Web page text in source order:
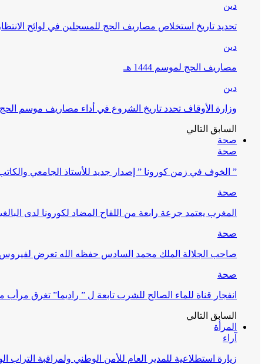
دين
تحديد تاريخ استخلاص مصاريف الحج للمسجلين في لوائح الانتظار
دين
مصاريف الحج لموسم 1444 هـ
دين
وزارة الأوقاف تحدد تاريخ الشروع في أداء مصاريف موسم الحج لـ
السابق التالي
صحة
صحة
” الخوف في زمن كورونا ” إصدار جديد للأستاذ الجامعي
صحة
المغرب يعتمد جرعة رابعة من اللقاح المضاد لكورونا لدى البالغين 60 سنة فما فوق أو
صحة
صاحب الجلالة الملك محمد السادس حفظه الله تعرض لفيروس كورونا
صحة
انفجار قناة للماء الصالح للشرب تابعة ل ” راديما” تغرق
السابق التالي
المرأة
آراء
زيارة استطلاعية للمدير العام للأمن الوطني ولمراقبة التراب